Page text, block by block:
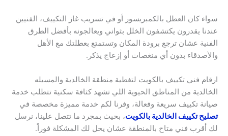
سواء كان العطل بالكمبريسور أو في تسريب غاز التكييف، الفنيين
عندنا يقدرون يكتشفون الخلل بثواني ويعالجونه بأفضل الطرق
الفنية عشان ترجع برودة المكان وتستمتع بعطلتك مع الأهل
والأصدقاء بدون أي منغصات أو إزعاج يذكر.
ارقام فني تكييف بالكويت لتغطية منطقة الخالدية والمسيله
الخالدية من المناطق الحيوية اللي تشهد كثافة سكنية تتطلب خدمة
صيانة تكييف سريعة وفعالة، وفرنا لكم خدمة مميزة مخصصة في
تصليح تكييف الخالدية بالكويت، بحيث بمجرد ما تتصل علينا، نرسل
لك أقرب فني متاح بالمنطقة عشان يحل لك المشكلة فوراً.